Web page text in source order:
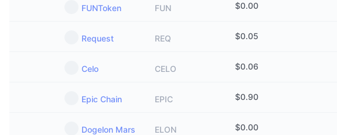
FUNToken FUN $0.00
Request REQ $0.05
Celo CELO $0.06
Epic Chain EPIC $0.90
Dogelon Mars ELON $0.00